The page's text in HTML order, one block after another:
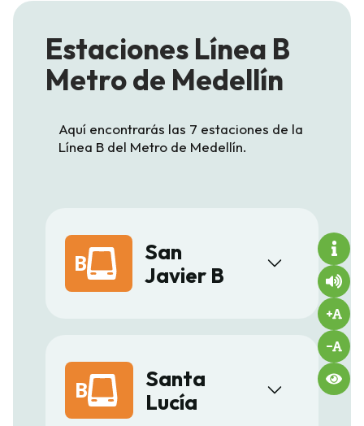
Estaciones Línea B
Metro de Medellín
Aquí encontrarás las 7 estaciones de la
Línea B del Metro de Medellín.
B
San
Javier B
B
Santa
Lucía